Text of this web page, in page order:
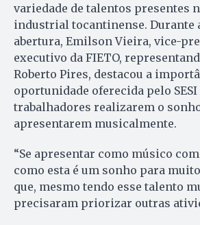
variedade de talentos presentes
industrial tocantinense. Durante
abertura, Emilson Vieira, vice-
executivo da FIETO,
Roberto Pires, destacou a
oportunidade oferecida pelo
trabalhadores realizarem o
apresentarem musicalmente.
“Se apresentar como músico
como esta é um sonho para
que, mesmo tendo esse talento
precisaram priorizar outras